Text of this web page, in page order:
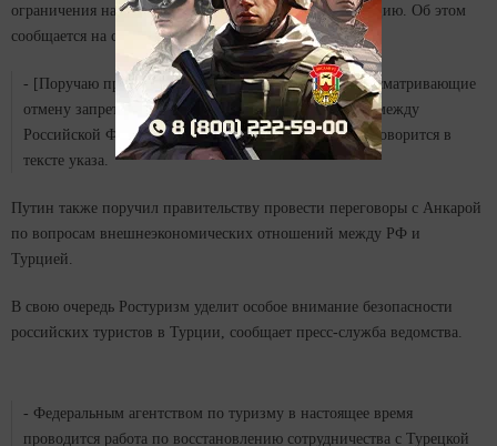
ограничения на продажу россиянам турпутевок в Турцию. Об этом
сообщается на сайте Кремля.
- [Поручаю правительству РФ] принять меры, предусматривающие
отмену запрета на чартерные воздушные перевозки между
Российской Федерацией и Турецкой Республикой,- говорится в
тексте указа.
Путин также поручил правительству провести переговоры с Анкарой
по вопросам внешнеэкономических отношений между РФ и
Турцией.
В свою очередь Ростуризм уделит особое внимание безопасности
российских туристов в Турции, сообщает пресс-служба ведомства.
- Федеральным агентством по туризму в настоящее время
проводится работа по восстановлению сотрудничества с Турецкой